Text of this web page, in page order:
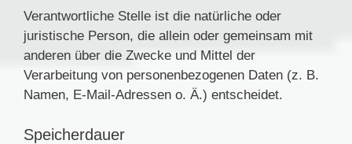
Verantwortliche Stelle ist die natürliche oder
juristische Person, die allein oder gemeinsam mit
anderen über die Zwecke und Mittel der
Verarbeitung von personenbezogenen Daten (z. B.
Namen, E-Mail-Adressen o. Ä.) entscheidet.
Speicherdauer